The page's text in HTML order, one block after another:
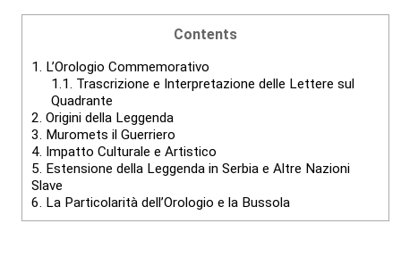
Contents
1. L’Orologio Commemorativo
1.1. Trascrizione e Interpretazione delle Lettere sul
Quadrante
2. Origini della Leggenda
3. Muromets il Guerriero
4. Impatto Culturale e Artistico
5. Estensione della Leggenda in Serbia e Altre Nazioni
Slave
6. La Particolarità dell’Orologio e la Bussola